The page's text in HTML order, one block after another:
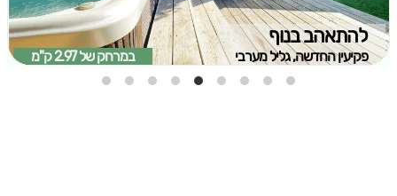
להתאהב בנוף
פקיעין החדשה, גליל מערבי במרחק של2.97 ק"מ